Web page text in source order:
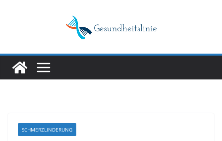
SCHMERZLINDERUNG